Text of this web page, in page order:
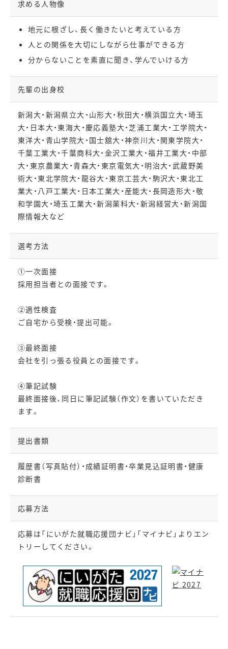
求める人物像
地元に根ざし、長く働きたいと考えている方
人との関係を大切にしながら仕事ができる方
分からないことを素直に聞き、学んでいける方
先輩の出身校
新潟大・新潟県立大・山形大・秋田大・横浜国立大・埼玉
大・日本大・東海大・慶応義塾大・芝浦工業大・工学院大・
東洋大・青山学院大・国士舘大・神奈川大・関東学院大・
千葉工業大・千葉商科大・金沢工業大・福井工業大・中部
大・東京農業大・青森大・東京電気大・明治大・武蔵野美
術大・東北学院大・龍谷大・東京工芸大・駒沢大・東北工
業大・八戸工業大・日本工業大・産能大・長岡造形大・敬
和学園大・埼玉工業大・新潟薬科大・新潟経営大・新潟国
際情報大など
選考方法
①一次面接
採用担当者との面接です。
②適性検査
ご自宅から受検・提出可能。
③最終面接
会社を引っ張る役員との面接です。
④筆記試験
最終面接後、同日に筆記試験（作文）を書いていただき
ます。
提出書類
履歴書（写真貼付）・成績証明書・卒業見込証明書・健康
診断書
応募方法
応募は「にいがた就職応援団ナビ」「マイナビ」よりエン
トリーしてください。